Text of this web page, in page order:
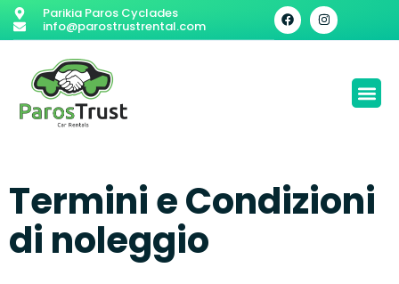
Parikia Paros Cyclades
info@parostrustrental.com
Termini e Condizioni
di noleggio